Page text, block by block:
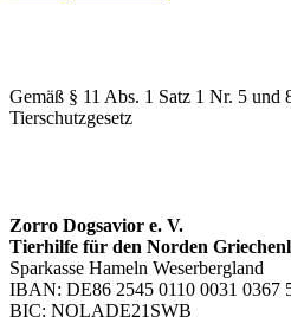
Gemäß § 11 Abs. 1 Satz 1 Nr. 5 und
Tierschutzgesetz
Zorro Dogsavior e. V.
Tierhilfe für den Norden
Sparkasse Hameln Weserbergland
IBAN: DE86 2545 0110 0031 0367
BIC: NOLADE21SWB